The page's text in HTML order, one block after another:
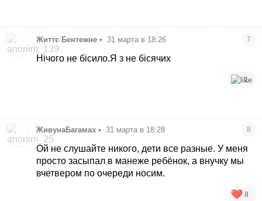
Життє Бентежне • 31 марта в 18:26 7
Нічого не бісило.Я з не бісячих
1
ЖивунаБагамах • 31 марта в 18:28 8
Ой не слушайте никого, дети все разные. У меня
просто засыпал в манеже ребёнок, а внучку мы
вчетвером по очереди носим.
8